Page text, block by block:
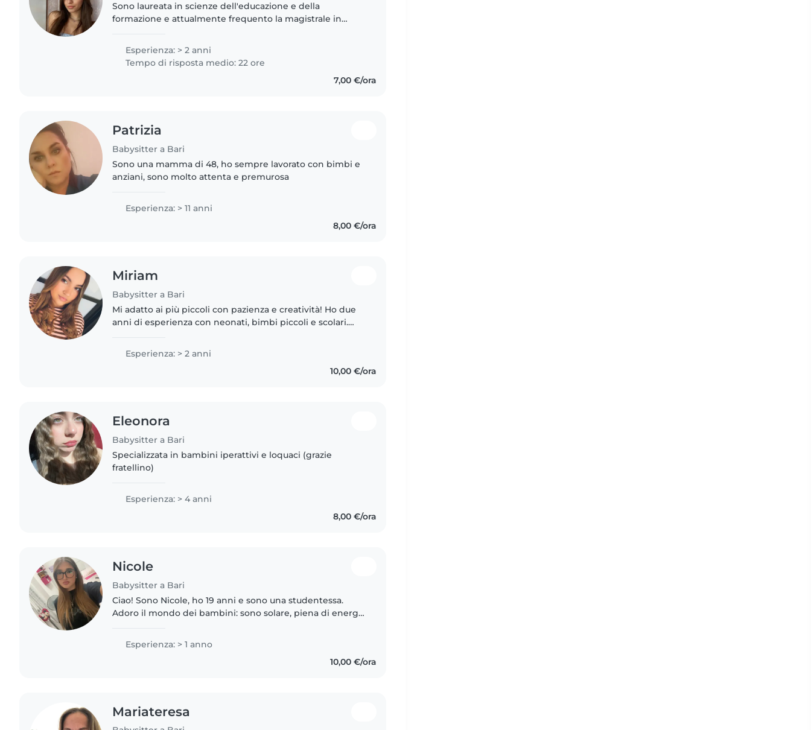
Sono laureata in scienze dell'educazione e della
formazione e attualmente frequento la magistrale in
sociali e presso l'asilo..
Esperienza: > 2 anni
Tempo di risposta medio: 22 ore
7,00 €/ora
Patrizia
Babysitter a Bari
Sono una mamma di 48, ho sempre lavorato con bimbi e
anziani, sono molto attenta e premurosa
Esperienza: > 11 anni
8,00 €/ora
Miriam
Babysitter a Bari
Mi adatto ai più piccoli con pazienza e creatività! Ho due
anni di esperienza con neonati, bimbi piccoli e scolari.
volentieri..
Esperienza: > 2 anni
10,00 €/ora
Eleonora
Babysitter a Bari
Specializzata in bambini iperattivi e loquaci (grazie
fratellino)
Esperienza: > 4 anni
8,00 €/ora
Nicole
Babysitter a Bari
Ciao! Sono Nicole, ho 19 anni e sono una studentessa.
Adoro il mondo dei bambini: sono solare, piena di energia
Esperienza: > 1 anno
10,00 €/ora
Mariateresa